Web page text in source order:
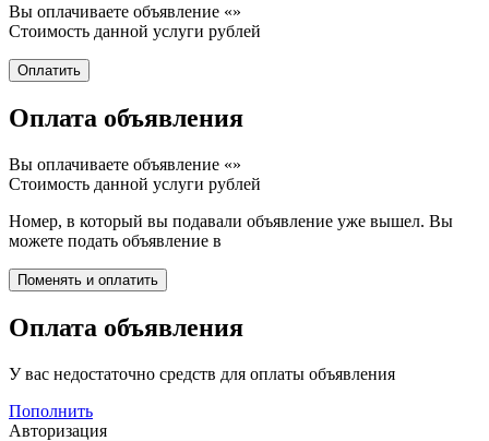
Вы оплачиваете объявление «»
Стоимость данной услуги рублей
Оплата объявления
Вы оплачиваете объявление «»
Стоимость данной услуги рублей
Номер, в который вы подавали объявление уже вышел. Вы
можете подать объявление в
Оплата объявления
У вас недостаточно средств для оплаты объявления
Пополнить
Авторизация